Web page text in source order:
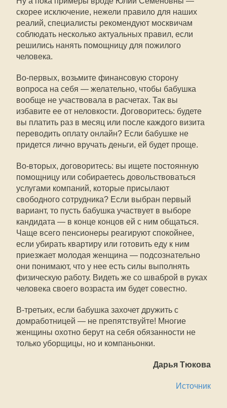
скорее исключение, нежели правило для наших
реалий, специалисты рекомендуют москвичам
соблюдать несколько актуальных правил, если
решились нанять помощницу для пожилого
человека.
Во-первых, возьмите финансовую сторону
вопроса на себя — желательно, чтобы бабушка
вообще не участвовала в расчетах. Так вы
избавите ее от неловкости. Договоритесь: будете
вы платить раз в месяц или после каждого визита
переводить оплату онлайн? Если бабушке не
придется лично вручать деньги, ей будет проще.
Во-вторых, договоритесь: вы ищете постоянную
помощницу или собираетесь довольствоваться
услугами компаний, которые присылают
свободного сотрудника? Если выбран первый
вариант, то пусть бабушка участвует в выборе
кандидата — в конце концов ей с ним общаться.
Чаще всего пенсионеры реагируют спокойнее,
если убирать квартиру или готовить еду к ним
приезжает молодая женщина — подсознательно
они понимают, что у нее есть силы выполнять
физическую работу. Видеть же со шваброй в руках
человека своего возраста им будет совестно.
В-третьих, если бабушка захочет дружить с
домработницей — не препятствуйте! Многие
женщины охотно берут на себя обязанности не
только уборщицы, но и компаньонки.
Дарья Тюкова
Источник